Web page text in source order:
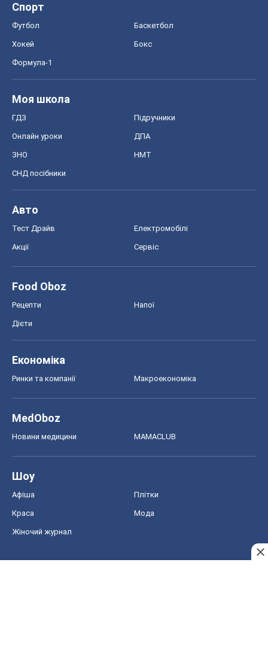
Спорт
Футбол Баскетбол
Хокей Бокс
Формула-1
Моя школа
ГДЗ Підручники
Онлайн уроки ДПА
ЗНО НМТ
СНД посібники
Авто
Тест Драйв Електромобілі
Акції Сервіс
Food Oboz
Рецепти Напої
Дієти
Економіка
Ринки та компанії Макроекономіка
MedOboz
Новини медицини MAMACLUB
Шоу
Афіша Плітки
Краса Мода
Жіночий журнал